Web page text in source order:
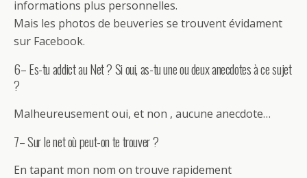
informations plus personnelles.
Mais les photos de beuveries se trouvent évidament
sur Facebook.
6– Es-tu addict au Net ? Si oui, as-tu une ou deux anecdotes à ce sujet
?
Malheureusement oui, et non , aucune anecdote…
7– Sur le net où peut-on te trouver ?
En tapant mon nom on trouve rapidement